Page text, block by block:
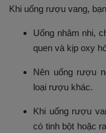
Khi uống rượu vang,
Uống nhâm nhi,
quen và kịp oxy
Nên uống rượu
loại rượu khác.
Khi uống rượu
có tinh bột hoặc